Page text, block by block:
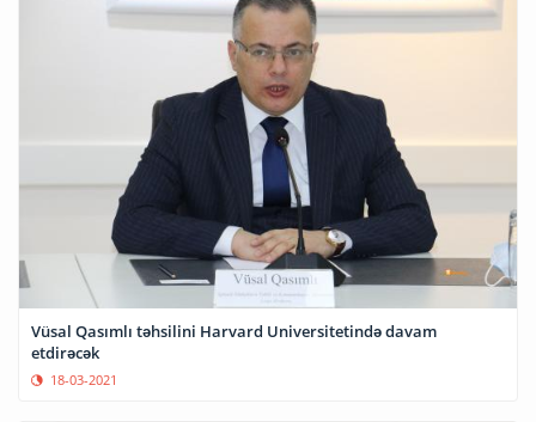
Vüsal Qasımlı təhsilini Harvard Universitetində davam
etdirəcək
18-03-2021